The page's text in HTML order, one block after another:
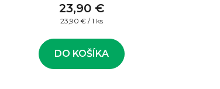
23,90 €
Jednotková
23,90 € / 1 ks
DO KOŠÍKA